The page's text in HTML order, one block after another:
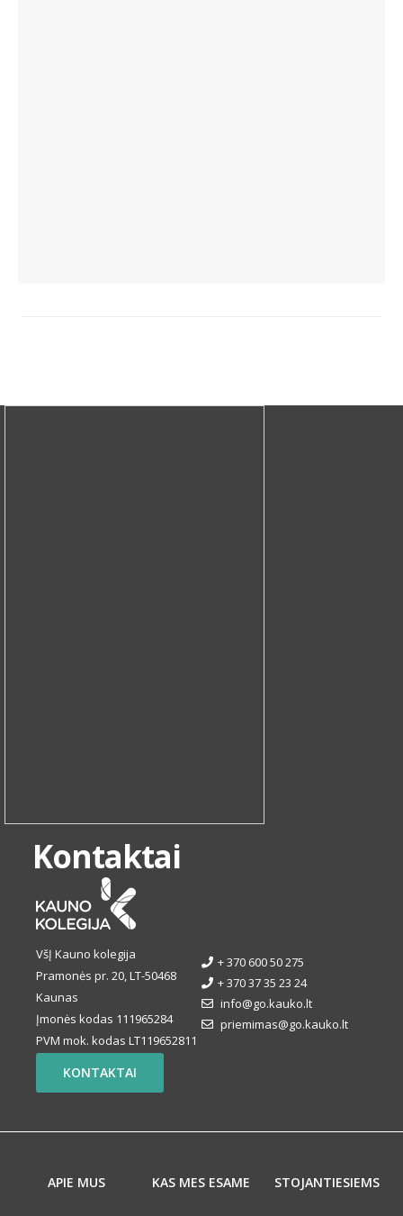
Kontaktai
VšĮ Kauno kolegija
Pramonės pr. 20, LT-50468
Kaunas
Įmonės kodas 111965284
PVM mok. kodas LT119652811
+ 370 600 50 275
+ 370 37 35 23 24
info@go.kauko.lt
priemimas@go.kauko.lt
KONTAKTAI
APIE MUS KAS MES ESAME STOJANTIESIEMS